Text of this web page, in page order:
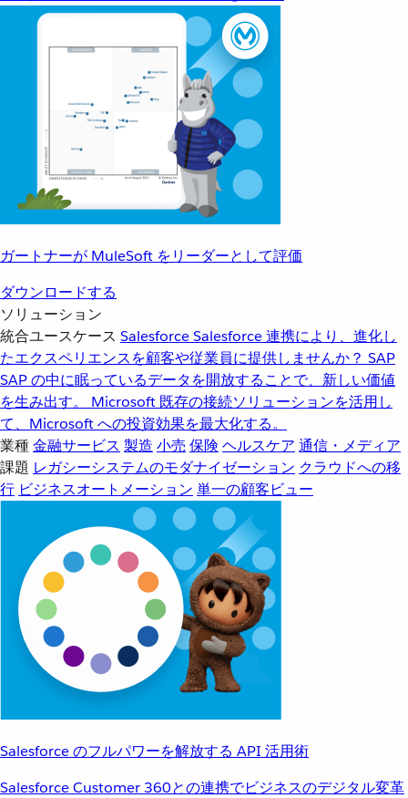
ガートナーが MuleSoft をリーダーとして評価
ダウンロードする
ソリューション
統合ユースケース SalesforceSalesforce 連携により、進化し
たエクスペリエンスを顧客や従業員に提供しませんか？ SAP
SAP の中に眠っているデータを開放することで、新しい価値
を生み出す。
Microsoft 既存の接続ソリューションを活用し
て、Microsoft への投資効果を最大化する。
業種金融サービス 製造 小売 保険 ヘルスケア 通信・メディア
課題 レガシーシステムのモダナイゼーション クラウドへの移
行 ビジネスオートメーション 単一の顧客ビュー
Salesforce のフルパワーを解放する API 活用術
Salesforce Customer 360との連携でビジネスのデジタル変革